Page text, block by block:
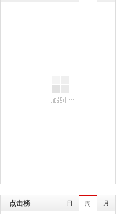
点击榜 日 周 月